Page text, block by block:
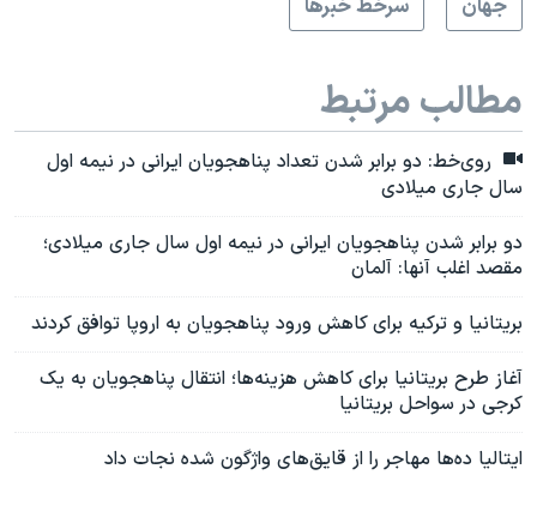
جهان
سرخط خبرها
مطالب مرتبط
روی‌خط: دو برابر شدن تعداد پناهجویان ایرانی در نیمه اول
سال جاری میلادی
دو برابر شدن پناهجویان ایرانی در نیمه اول سال جاری میلادی؛
مقصد اغلب آنها: آلمان
بریتانیا و ترکیه برای کاهش ورود پناهجویان به اروپا توافق کردند
آغاز طرح بریتانیا برای کاهش هزینه‌ها؛ انتقال پناهجویان به یک
کرجی در سواحل بریتانیا
ایتالیا ده‌ها مهاجر را از قایق‌های واژگون شده نجات داد